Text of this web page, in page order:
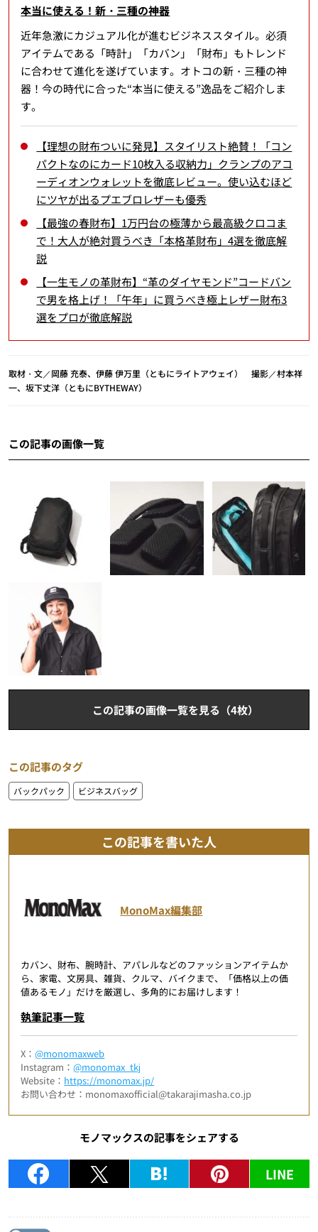
本当に使える！新・三種の神器
近年急激にカジュアル化が進むビジネススタイル。必須
アイテムである「時計」「カバン」「財布」もトレンド
に合わせて進化を遂げています。オトコの新・三種の神
器！今の時代に合った“本当に使える”逸品をご紹介しま
す。
【理想の財布ついに発見】スタイリスト絶賛！「コン
パクトなのにカード10枚入る収納力」クランプのアコ
ーディオンウォレットを徹底レビュー。使い込むほど
にツヤが出るプエブロレザーも優秀
【最強の春財布】1万円台の極薄から最高級クロコま
で！大人が絶対買うべき「本格革財布」4選を徹底解
説
【一生モノの革財布】“革のダイヤモンド”コードバン
で男を格上げ！「午年」に買うべき極上レザー財布3
選をプロが徹底解説
取材・文／岡藤 充泰、伊藤 伊万里（ともにライトアウェイ） 撮影／村本祥
一、坂下丈洋（ともにBYTHEWAY）
この記事の画像一覧
この記事の画像一覧を見る（4枚）
この記事のタグ
バックパック ビジネスバッグ
この記事を書いた人
MonoMax編集部
カバン、財布、腕時計、アパレルなどのファッションアイテムか
ら、家電、文房具、雑貨、クルマ、バイクまで、「価格以上の価
値あるモノ」だけを厳選し、多角的にお届けします！
執筆記事一覧
X：@monomaxweb
Instagram：@monomax_tkj
Website： https://monomax.jp/
お問い合わせ：monomaxofficial@takarajimasha.co.jp
モノマックスの記事をシェアする
LINE